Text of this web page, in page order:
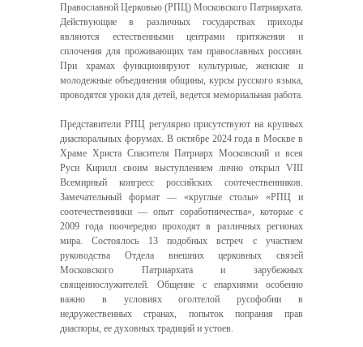
Православной Церковью (РПЦ) Московского Патриархата.
Действующие в различных государствах приходы
являются естественными центрами притяжения и
сплочения для проживающих там православных россиян.
При храмах функционируют культурные, женские и
молодежные объединения общины, курсы русского языка,
проводятся уроки для детей, ведется мемориальная работа.
Представители РПЦ регулярно присутствуют на крупных
диаспоральных форумах. В октябре 2024 года в Москве в
Храме Христа Спасителя Патриарх Московский и всея
Руси Кирилл своим выступлением лично открыл VIII
Всемирный конгресс российских соотечественников.
Замечательный формат — «круглые столы» «РПЦ и
соотечественники — опыт соработничества», которые с
2009 года поочередно проходят в различных регионах
мира. Состоялось 13 подобных встреч с участием
руководства Отдела внешних церковных связей
Московского Патриархата и зарубежных
священнослужителей. Общение с епархиями особенно
важно в условиях оголтелой русофобии в
недружественных странах, попыток попрания прав
диаспоры, ее духовных традиций и устоев.